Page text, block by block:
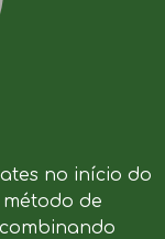
no início do
método de